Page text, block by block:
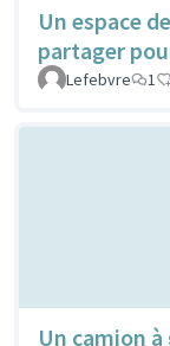
Un espace
partager
Lefebvre
1
Un camion à